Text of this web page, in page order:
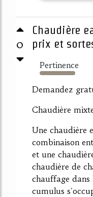
0
Chaudière
prix et
Pertinence
2714%
Demandez
Chaudière
Une chaudière
combinaison
et une
chaudière de
chauffage
cumulus